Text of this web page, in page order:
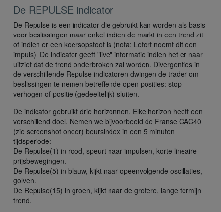
De REPULSE indicator
De Repulse is een indicator die gebruikt kan worden als basis
voor beslissingen maar enkel indien de markt in een trend zit
of indien er een koersopstoot is (nota: Lefort noemt dit een
impuls). De indicator geeft "live" informatie indien het er naar
uitziet dat de trend onderbroken zal worden. Divergenties in
de verschillende Repulse indicatoren dwingen de trader om
beslissingen te nemen betreffende open posities: stop
verhogen of positie (gedeeltelijk) sluiten.
De indicator gebruikt drie horizonnen. Elke horizon heeft een
verschillend doel. Nemen we bijvoorbeeld de Franse CAC40
(zie screenshot onder) beursindex in een 5 minuten
tijdsperiode:
De Repulse(1) in rood, speurt naar impulsen, korte lineaire
prijsbewegingen.
De Repulse(5) in blauw, kijkt naar opeenvolgende oscillaties,
golven.
De Repulse(15) in groen, kijkt naar de grotere, lange termijn
trend.